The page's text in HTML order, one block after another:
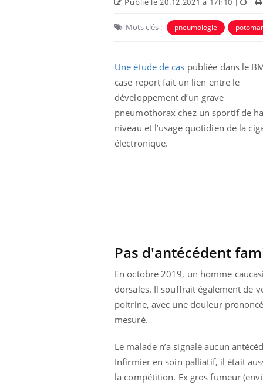
Mots clés : pneumologie
Une étude de cas publiée dans le
case report fait un lien entre le
développement d’un grave
pneumothorax chez un sportif de
niveau et l’usage quotidien de la
électronique.
Pas d'antécédent
En octobre 2019, un homme
dorsales. Il souffrait également de
poitrine, avec une douleur
mesuré.
Le malade n’a signalé aucun
Infirmier en soin palliatif, il était
la compétition. Ex gros fumeur